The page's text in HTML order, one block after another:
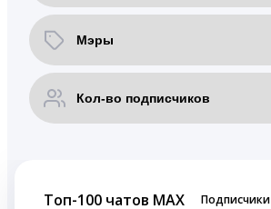
Топ-100 чатов MAX Подписчики